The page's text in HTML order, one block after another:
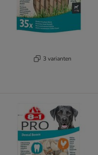
3 varianten